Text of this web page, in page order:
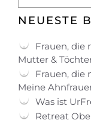
NEUESTE
Frauen, die
Mutter &
Frauen, die
Meine
Was ist
Retreat